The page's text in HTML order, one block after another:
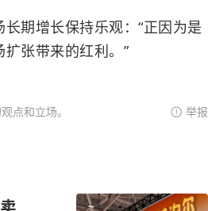
期增长保持乐观：“正因为是
张带来的红利。”
点和立场。 举报